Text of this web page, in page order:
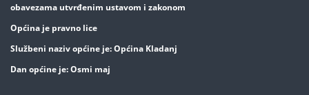
obavezama utvrđenim ustavom i zakonom
Općina je pravno lice
Službeni naziv općine je: Općina Kladanj
Dan općine je: Osmi maj